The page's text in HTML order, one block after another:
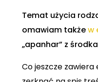
Temat użycia
omawiam takżew
„apanhar” z
Co jeszcze zawiera